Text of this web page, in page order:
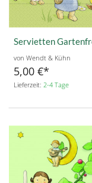
Servietten
von Wendt & Kühn
5,00 €
Lieferzeit: 2-4 Tage